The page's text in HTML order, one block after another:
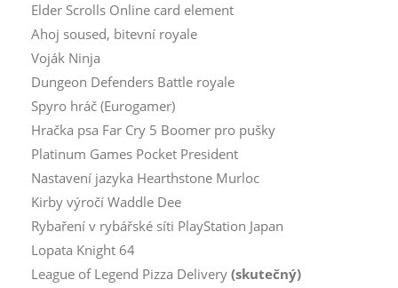
Elder Scrolls Online card element
Ahoj soused, bitevní royale
Voják Ninja
Dungeon Defenders Battle royale
Spyro hráč (Eurogamer)
Hračka psa Far Cry 5 Boomer pro pušky
Platinum Games Pocket President
Nastavení jazyka Hearthstone Murloc
Kirby výročí Waddle Dee
Rybaření v rybářské síti PlayStation Japan
Lopata Knight 64
League of Legend Pizza Delivery (skutečný)